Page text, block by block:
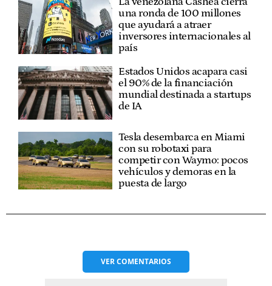
una ronda de 100 millones
que ayudará a atraer
inversores internacionales al
país
Estados Unidos acapara casi
el 90% de la financiación
mundial destinada a startups
de IA
Tesla desembarca en Miami
con su robotaxi para
competir con Waymo: pocos
vehículos y demoras en la
puesta de largo
VERCOMENTARIOS